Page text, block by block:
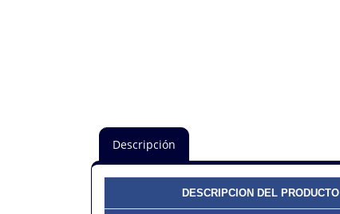
Descripción
DESCRIPCION DEL PRODUCTO